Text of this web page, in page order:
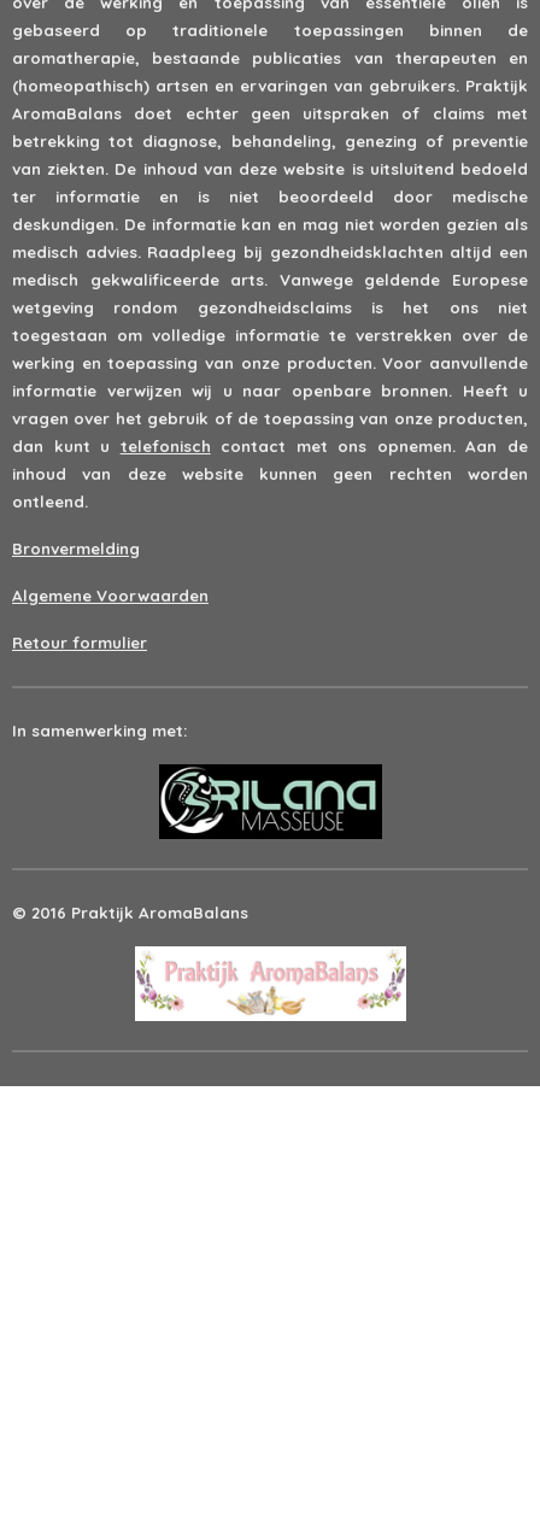
gebaseerd op traditionele toepassingen binnen de
aromatherapie, bestaande publicaties van therapeuten en
(homeopathisch) artsen en ervaringen van gebruikers. Praktijk
AromaBalans doet echter geen uitspraken of claims met
betrekking tot diagnose, behandeling, genezing of preventie
van ziekten. De inhoud van deze website is uitsluitend bedoeld
ter informatie en is niet beoordeeld door medische
deskundigen. De informatie kan en mag niet worden gezien als
medisch advies. Raadpleeg bij gezondheidsklachten altijd een
medisch gekwalificeerde arts. Vanwege geldende Europese
wetgeving rondom gezondheidsclaims is het ons niet
toegestaan om volledige informatie te verstrekken over de
werking en toepassing van onze producten. Voor aanvullende
informatie verwijzen wij u naar openbare bronnen. Heeft u
vragen over het gebruik of de toepassing van onze producten,
dan kunt u telefonisch contact met ons opnemen. Aan de
inhoud van deze website kunnen geen rechten worden
ontleend.
Bronvermelding
Algemene Voorwaarden
Retour formulier
In samenwerking met:
© 2016 Praktijk AromaBalans